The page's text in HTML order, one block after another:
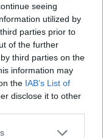
seeing
utilized by
parties prior to
of the further
third parties on the
information may
the IAB’s List of
disclose it to other
or more Google
Facebook!